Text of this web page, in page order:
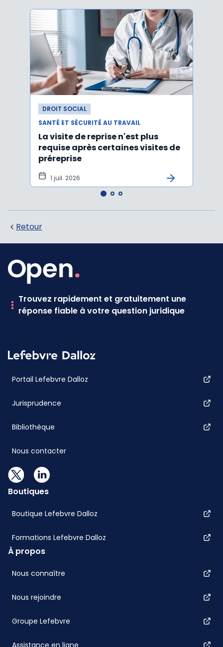
DROIT SOCIAL
SANTÉ ET SÉCURITÉ AU TRAVAIL
La visite de reprise n'est plus
requise après certaines visites de
préreprise
1 juil. 2026
Retour
Trouvez rapidement et gratuitement une
réponse fiable à votre question juridique
Portail Lefebvre Dalloz
Jurisprudence
Bibliothèque
Nous contacter
Boutiques
Boutique Lefebvre Dalloz
Formations Lefebvre Dalloz
À propos
Nous connaître
Nous rejoindre
Groupe Lefebvre
Assistance en ligne